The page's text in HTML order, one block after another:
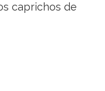
caprichos de